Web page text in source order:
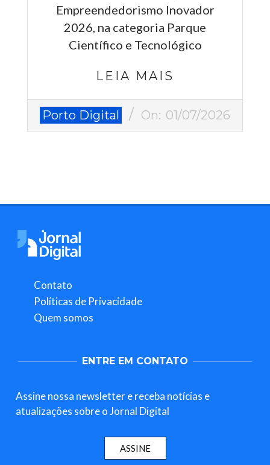
Empreendedorismo Inovador
2026, na categoria Parque
Científico e Tecnológico
LEIA MAIS
2026-
07-
Porto Digital On: 01/07/2026
Contato
Políticas de Privacidade
Quem somos
ENTRE EM CONTATO
Assine nossa newsletter e receba notícias e
atualizações sobre o Jornal Digital
ASSINE